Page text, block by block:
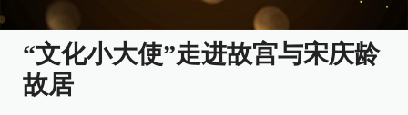
“文化小大使”走进故宫与宋庆龄
故居